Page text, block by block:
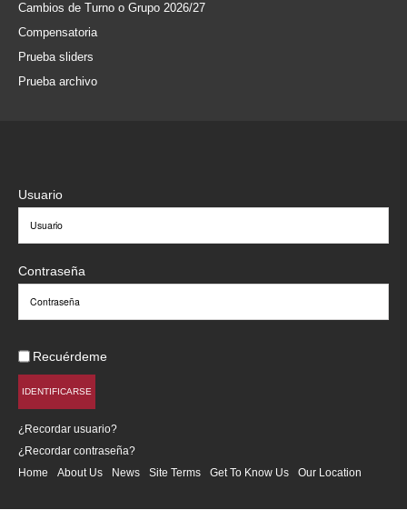
Cambios de Turno o Grupo 2026/27
Compensatoria
Prueba sliders
Prueba archivo
Usuario
Contraseña
Recuérdeme
IDENTIFICARSE
¿Recordar usuario?
¿Recordar contraseña?
Home
About Us News Site Terms Get To Know Us Our Location